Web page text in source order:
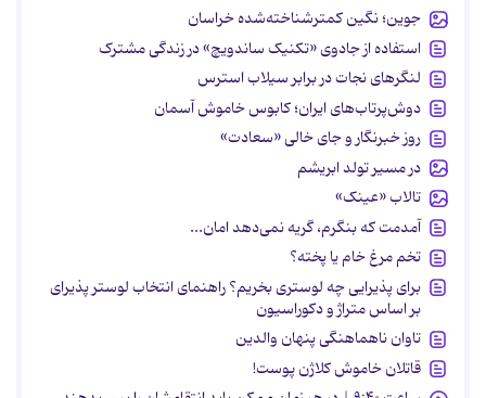
جوین؛ نگین کمترشناخته‌شده خراسان
استفاده از جادوی «تکنیک ساندویچ» در زندگی مشترک
لنگرهای نجات در برابر سیلاب استرس
دوش‌پرتاب‌های ایران؛ کابوس خاموش آسمان
روز خبرنگار و جای خالی «سعادت»
در مسیر تولد ابریشم
تالاب «عینک»
آمدمت که بنگرم، گریه نمی‌دهد امان...
تخم مرغ خام یا پخته؟
برای پذیرایی چه لوستری بخریم؟ راهنمای انتخاب لوستر پذیرای
بر اساس متراژ و دکوراسیون
تاوان ناهماهنگی پنهان والدین
قاتلان خاموش کلاژن پوست!